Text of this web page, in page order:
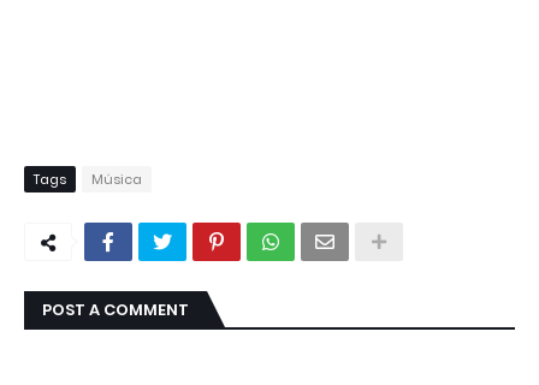
Tags Música
POST A COMMENT